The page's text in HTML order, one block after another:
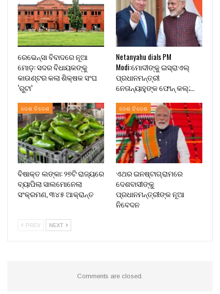
ରେଭେନ୍ସା ବିବାଦରେ ନୂଆ
ମୋଡ଼: ସଦର ବିଧାୟକଙ୍କୁ
କାଉଣ୍ଟର କଲା ଶିକ୍ଷକ ସଂଘ
‘ରୁଟା’
Netanyahu dials PM
Modi:ମୋଦୀଙ୍କୁ ଇସ୍ରାଏଲ୍
ପ୍ରଧାନମନ୍ତ୍ରୀ
ନେତାନ୍ୟାହୁଙ୍କ ଫୋନ୍ କଲ୍;…
ଦେଶ ବିଦେଶ
ବିଷାକ୍ତ ଲଙ୍କା: ୨୭ଟି ରାଜ୍ୟରେ
ବ୍ୟାପିଲା ସାଲମୋନେଲା
ସଂକ୍ରମଣ, ୩୪୫ ଆକ୍ରାନ୍ତ
ଦେଶ ବିଦେଶ
ଏଥର ଇନଷ୍ଟାଗ୍ରାମରେ
ଦେଶବାସୀଙ୍କୁ
ପ୍ରଧାନମନ୍ତ୍ରୀଙ୍କ ନୂଆ
ନିବେଦନ
PREV NEXT
Comments are closed.